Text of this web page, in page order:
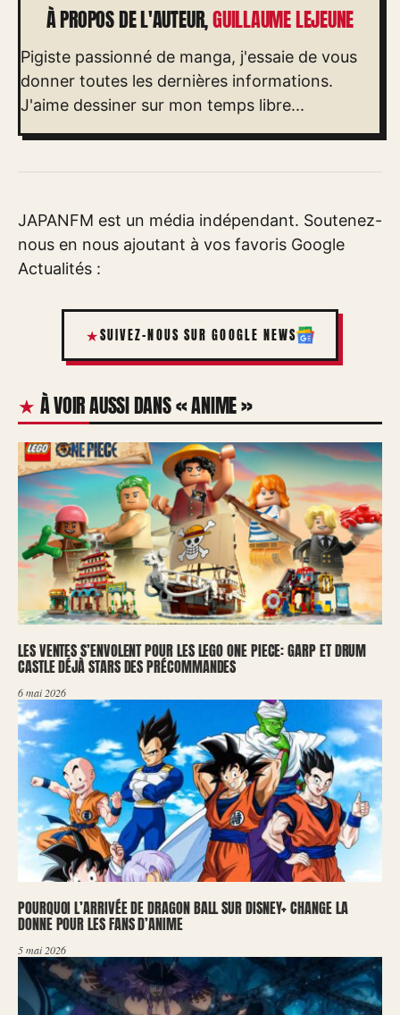
À PROPOS DE L'AUTEUR,GUILLAUME LEJEUNE
Pigiste passionné de manga, j'essaie de vous
donner toutes les dernières informations.
J'aime dessiner sur mon temps libre...
JAPANFM est un média indépendant. Soutenez-
nous en nous ajoutant à vos favoris Google
Actualités :
SUIVEZ-NOUS SUR GOOGLE NEWS
À VOIR AUSSI DANS « ANIME »
LES VENTES S’ENVOLENT POUR LES LEGO ONE PIECE: GARP ET DRUM
CASTLE DÉJÀ STARS DES PRÉCOMMANDES
6 mai 2026
POURQUOI L’ARRIVÉE DE DRAGON BALL SUR DISNEY+ CHANGE LA
DONNE POUR LES FANS D’ANIME
5 mai 2026